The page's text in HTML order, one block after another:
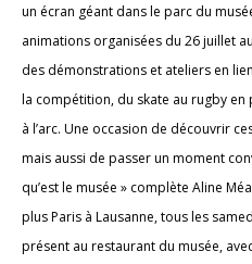
un écran géant dans le parc du
animations organisées du 26 juillet
des démonstrations et ateliers en
la compétition, du skate au rugby
à l’arc. Une occasion de découvrir
mais aussi de passer un moment
qu’est le musée » complète Aline
plus Paris à Lausanne, tous les
présent au restaurant du musée,